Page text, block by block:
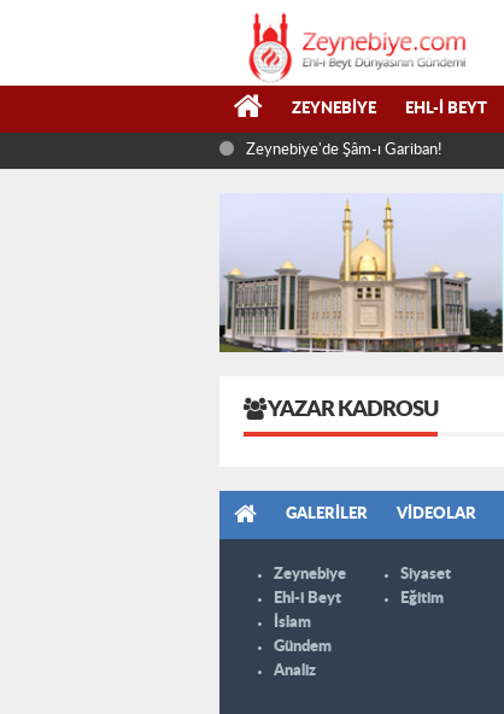
ZEYNEBIYE EHL-I BEYT
Zeynebiye'de Şâm-ı Gariban!
YAZAR KADROSU
GALERILER VIDEOLAR
Zeynebiye
Ehl-i Beyt
İslam
Gündem
Analiz
Siyaset
Eğitim